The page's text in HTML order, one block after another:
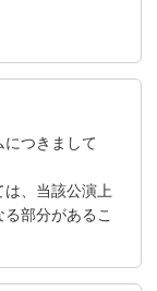
つきまして
、当該公演上
部分があるこ